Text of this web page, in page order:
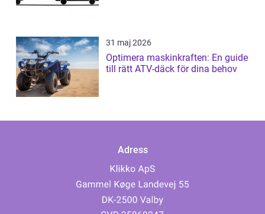
31 maj 2026
Optimera maskinkraften: En guide
till rätt ATV-däck för dina behov
Adress